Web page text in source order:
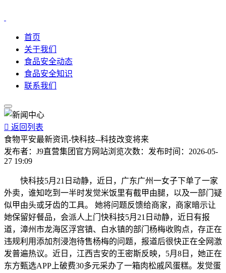
首页
关于我们
食品安全动态
食品安全知识
联系我们
 返回列表
食物平安最新资讯-快科技--科技改变将来
发布者： J9直营集团官方网站浏览次数： 发布时间： 2026-05-
27 19:09
快科技5月21日动静，近日，广东广州一女子下单了一家
外卖，谁知吃到一半时发觉米饭里有截甲由腿，以及一部门疑
似甲由头或牙齿的工具。 她将问题反馈给商家，商家暗示让
她保留好餐品，会派人上门快科技5月21日动静，近日有报
道，漳州市龙海区浮宫镇、白水镇的部门杨梅收购点，存正在
违规利用添加剂浸泡待售杨梅的问题，报道后很快正在全网激
发普遍热议。近日，江西吉安的王密斯反映，5月8日，她正在
东方甄选APP上破费30多元采办了一箱肉松戚风蛋糕。发觉蛋